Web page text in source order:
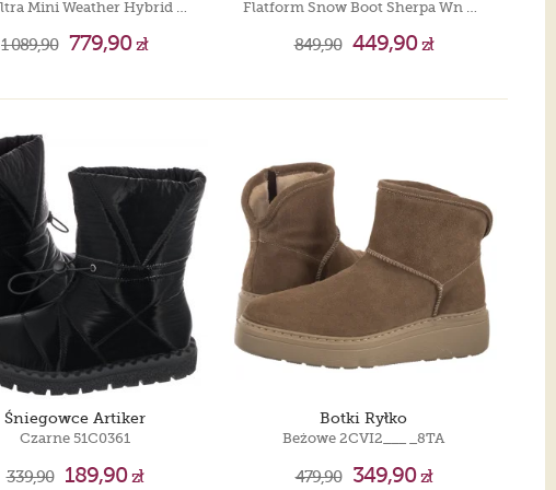
1 089,90 779,90zł 849,90 449,90zł
Śniegowce Artiker
Czarne 51C0361
339,90 189,90zł
Botki Ryłko
Beżowe 2CVI2___ _8TA
479,90 349,90zł